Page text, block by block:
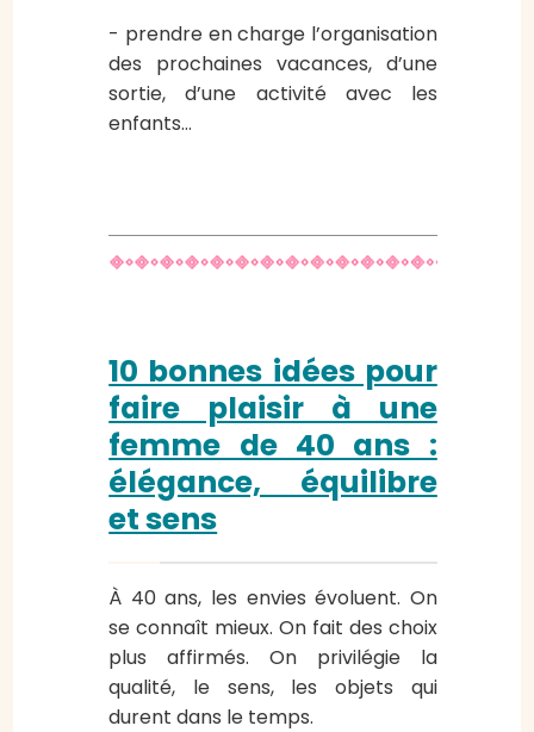
- prendre en charge l’organisation
des prochaines vacances, d’une
sortie, d’une activité avec les
enfants…
10 bonnes idées pour
faire plaisir à une
femme de 40 ans :
élégance, équilibre
et sens
À 40 ans, les envies évoluent. On
se connaît mieux. On fait des choix
plus affirmés. On privilégie la
qualité, le sens, les objets qui
durent dans le temps.